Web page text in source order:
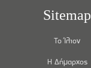
Sitemap
Το Ίλιον
Η Δήμαρχος